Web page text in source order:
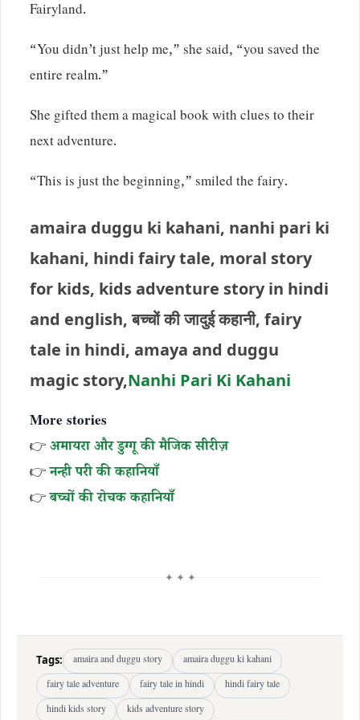
Fairyland.
“You didn’t just help me,” she said, “you saved the
entire realm.”
She gifted them a magical book with clues to their
next adventure.
“This is just the beginning,” smiled the fairy.
amaira duggu ki kahani, nanhi pari ki
kahani, hindi fairy tale, moral story
for kids, kids adventure story in hindi
and english, बच्चों की जादुई कहानी, fairy
tale in hindi, amaya and duggu
magic story,Nanhi Pari Ki Kahani
More stories
👉अमायरा और डुग्गू की मैजिक सीरीज़
👉नन्ही परी की कहानियाँ
👉बच्चों की रोचक कहानियाँ
✦ ✦ ✦
Tags: amaira and duggu story
amaira duggu ki kahani
fairy tale adventure
fairy tale in hindi
hindi fairy tale
hindi kids story
kids adventure story